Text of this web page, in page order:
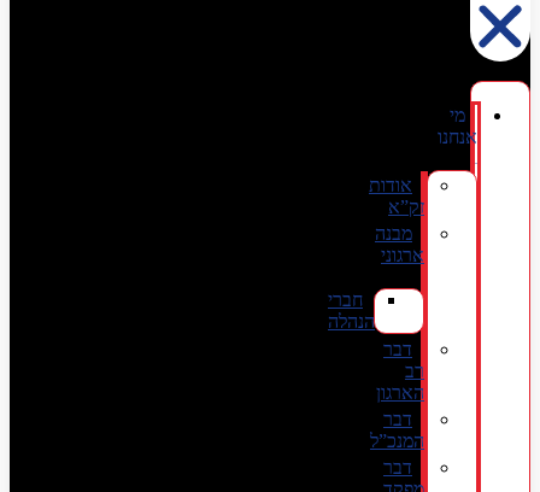
מי
אנחנו
אודות
זק”א
מבנה
ארגוני
חברי
הנהלה
דבר
רב
הארגון
דבר
המנכ”ל
דבר